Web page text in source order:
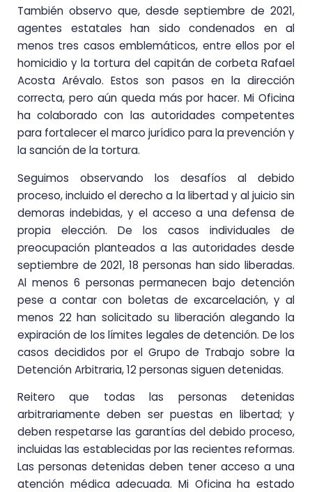
También observo que, desde septiembre de 2021,
agentes estatales han sido condenados en al
menos tres casos emblemáticos, entre ellos por el
homicidio y la tortura del capitán de corbeta Rafael
Acosta Arévalo. Estos son pasos en la dirección
correcta, pero aún queda más por hacer. Mi Oficina
ha colaborado con las autoridades competentes
para fortalecer el marco jurídico para la prevención y
la sanción de la tortura.
Seguimos observando los desafíos al debido
proceso, incluido el derecho a la libertad y al juicio sin
demoras indebidas, y el acceso a una defensa de
propia elección. De los casos individuales de
preocupación planteados a las autoridades desde
septiembre de 2021, 18 personas han sido liberadas.
Al menos 6 personas permanecen bajo detención
pese a contar con boletas de excarcelación, y al
menos 22 han solicitado su liberación alegando la
expiración de los límites legales de detención. De los
casos decididos por el Grupo de Trabajo sobre la
Detención Arbitraria, 12 personas siguen detenidas.
Reitero que todas las personas detenidas
arbitrariamente deben ser puestas en libertad; y
deben respetarse las garantías del debido proceso,
incluidas las establecidas por las recientes reformas.
Las personas detenidas deben tener acceso a una
atención médica adecuada. Mi Oficina ha estado